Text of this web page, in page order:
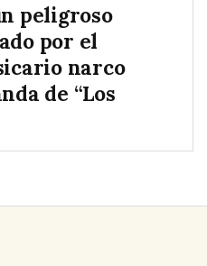
peligroso
por el
narco
de “Los